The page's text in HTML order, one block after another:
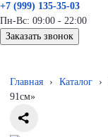
+7 (999) 135-35-03
Пн-Вс: 09:00 - 22:00
Заказать звонок
Главная › Каталог ›
91см»